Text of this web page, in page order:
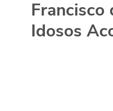
Idosos